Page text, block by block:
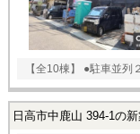
【全10棟】 ●駐車並
日高市中鹿山 394-1の